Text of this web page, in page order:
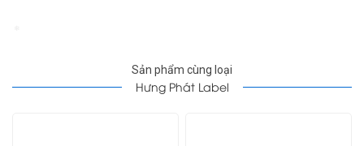
Sản phẩm cùng loại
Hưng Phát Label